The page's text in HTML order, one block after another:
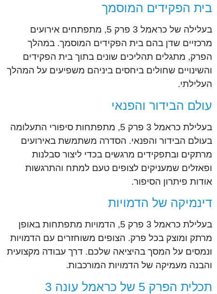
בית הפקידים המוסמך
בעלילה של כראמל 3 פרק 5, מתפתחים אירועים
מרכזיים שדן בהם בית הפקידים המוסמך. במהלך
הפרק, מתגלים תהליכים שונים בתוך בית הפקידים
והשינויים שחולים ביחסים ביניהם משפיעים על המהלך
העלילתי.
עולם הבידור והפנאי
בעלילת כראמל 3 פרק 5, מתפתחות סיפורי התעלומה
בעולם הבידור והפנאי. הסדרה משתמשת באירועים
מרתקים ובתפקידים מרגשים בכדי ליצור סבלנות
ופאזלים שמעניקים לצופים טעם למתח והתרגשות
אודות פיתרון הסיפור.
דינמיקה של הדמויות
בעלילת כראמל 3 פרק 5, הדמויות מתפתחות באופן
מרתק ומוצק בכל פרק. הצופים משוחזרים עם הדמויות
ונמסים על המסך בהיציאה שלכם. דרך עבודה מקצועית
והבנה מעמיקה של הדמויות המורכבות.
תכלית הפרק 5 של כראמל עונה 3